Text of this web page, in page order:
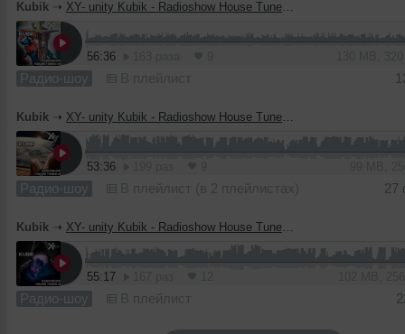
Kubik ➝ XY- unity Kubik - Radioshow House Tunes #10
56:36
Радио-шоу В плейлист
Kubik ➝ XY- unity Kubik - Radioshow House Tunes #9
53:36
Радио-шоу В плейлист (в 2 плейлистах) 27
Kubik ➝ XY- unity Kubik - Radioshow House Tunes #8
55:17
Радио-шоу В плейлист